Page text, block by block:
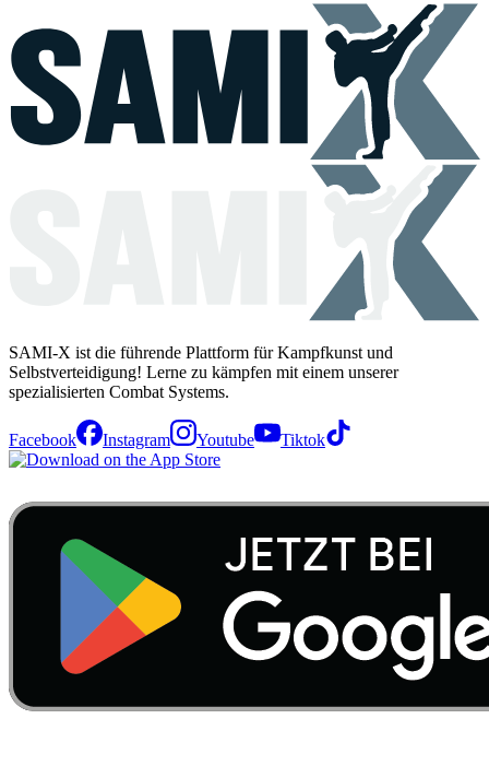
SAMI-X ist die führende Plattform für Kampfkunst und
Selbstverteidigung! Lerne zu kämpfen mit einem unserer
spezialisierten Combat Systems.
Facebook Instagram Youtube Tiktok